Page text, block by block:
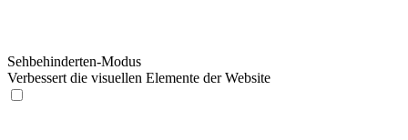
Sehbehinderten-Modus
Verbessert die visuellen Elemente der Website